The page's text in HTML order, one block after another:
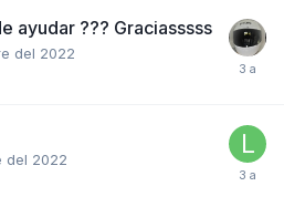
ayudar ??? Graciasssss
del 2022
del 2022